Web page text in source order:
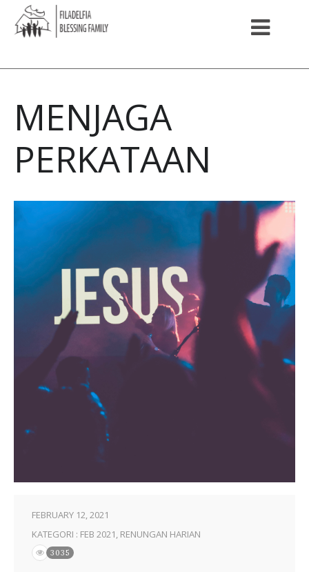
MENJAGA
PERKATAAN
FEBRUARY 12, 2021
KATEGORI : FEB 2021, RENUNGAN HARIAN
3035